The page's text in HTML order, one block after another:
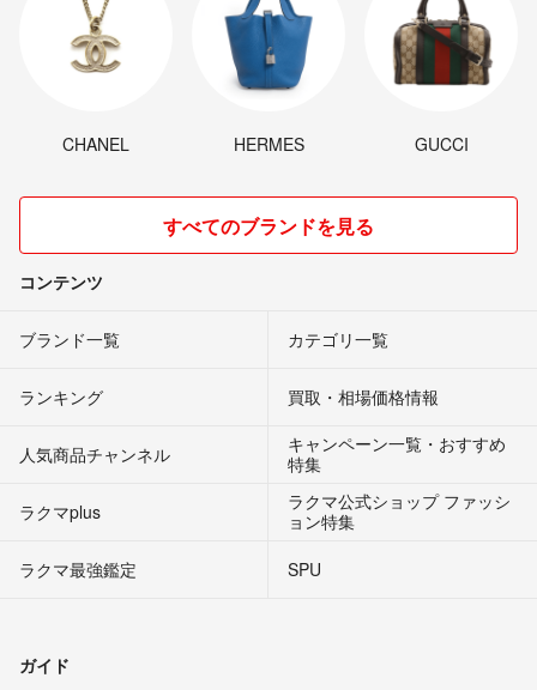
CHANEL HERMES GUCCI
すべてのブランドを見る
コンテンツ
ブランド一覧 カテゴリ一覧
ランキング 買取・相場価格情報
人気商品チャンネル
キャンペーン一覧・おすすめ
特集
ラクマplus
ラクマ公式ショップ ファッシ
ョン特集
ラクマ最強鑑定
SPU
ガイド